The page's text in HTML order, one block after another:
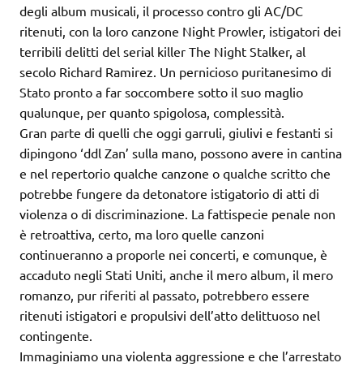
degli album musicali, il processo contro gli AC/DC
ritenuti, con la loro canzone Night Prowler, istigatori dei
terribili delitti del serial killer The Night Stalker, al
secolo Richard Ramirez. Un pernicioso puritanesimo di
Stato pronto a far soccombere sotto il suo maglio
qualunque, per quanto spigolosa, complessità.
Gran parte di quelli che oggi garruli, giulivi e festanti si
dipingono ‘ddl Zan’ sulla mano, possono avere in cantina
e nel repertorio qualche canzone o qualche scritto che
potrebbe fungere da detonatore istigatorio di atti di
violenza o di discriminazione. La fattispecie penale non
è retroattiva, certo, ma loro quelle canzoni
continueranno a proporle nei concerti, e comunque, è
accaduto negli Stati Uniti, anche il mero album, il mero
romanzo, pur riferiti al passato, potrebbero essere
ritenuti istigatori e propulsivi dell’atto delittuoso nel
contingente.
Immaginiamo una violenta aggressione e che l’arrestato